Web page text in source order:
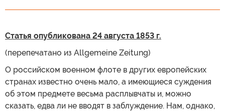
Статья опубликована 24 августа 1853 г.
(перепечатано из Allgemeine Zeitung)
О российском военном флоте в других европейских
странах известно очень мало, а имеющиеся суждения
об этом предмете весьма расплывчаты и, можно
сказать, едва ли не вводят в заблуждение. Нам, однако,